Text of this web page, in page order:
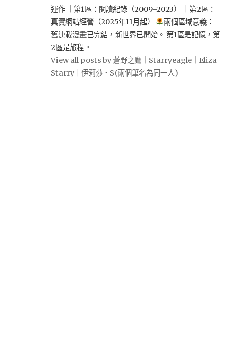
運作 ｜第1區：閱讀紀錄（2009–2023） ｜第2區：
真實網站經營（2025年11月起）
兩個區域意義：
舊連載漫畫已完結，新世界已開始。 第1區是記憶，第
2區是旅程。
View all posts by 蒼野之鷹｜Starryeagle｜Eliza
Starry｜伊莉莎・S(兩個筆名為同一人)